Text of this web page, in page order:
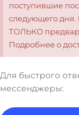
поступившие
следующего дня.
ТОЛЬКО
Подробнее о
Для быстрого
мессенджеры: